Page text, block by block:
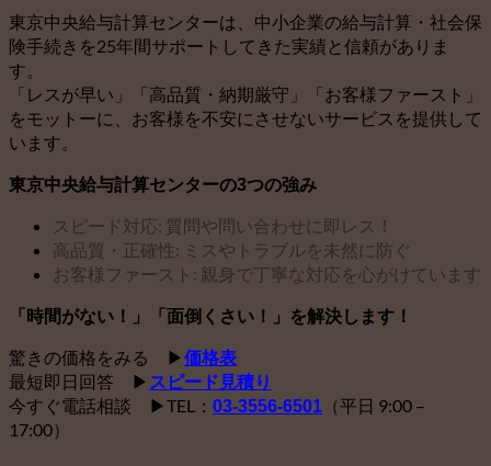
東京中央給与計算センターは、中小企業の給与計算・社会保
険手続きを25年間サポートしてきた実績と信頼がありま
す。
「レスが早い」「高品質・納期厳守」「お客様ファースト」
をモットーに、お客様を不安にさせないサービスを提供して
います。
東京中央給与計算センターの3つの強み
スピード対応: 質問や問い合わせに即レス！
高品質・正確性: ミスやトラブルを未然に防ぐ
お客様ファースト: 親身で丁寧な対応を心がけています
「時間がない！」「面倒くさい！」を解決します！
驚きの価格をみる ▶価格表
最短即日回答 ▶ スピード見積り
今すぐ電話相談 ▶TEL： 03-3556-6501 （平日 9:00 –
17:00）